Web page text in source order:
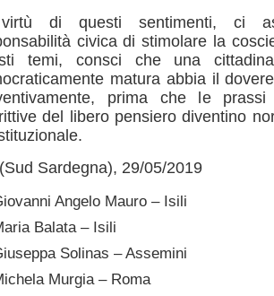
di questi sentimenti, ci
civica di stimolare la
temi, consci che una
matura abbia il
prima che le
del libero pensiero diventino
Sardegna), 29/05/2019
Angelo Mauro – Isili
Balata – Isili
Solinas – Assemini
Murgia – Roma